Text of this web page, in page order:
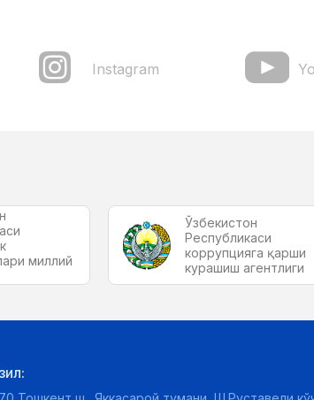
Instagram
миллий
Ўзбекистон
Республикаси
коррупцияга қарши
курашиш агентлиги